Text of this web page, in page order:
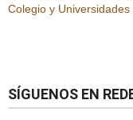
Colegio y Universidades
SÍGUENOS EN